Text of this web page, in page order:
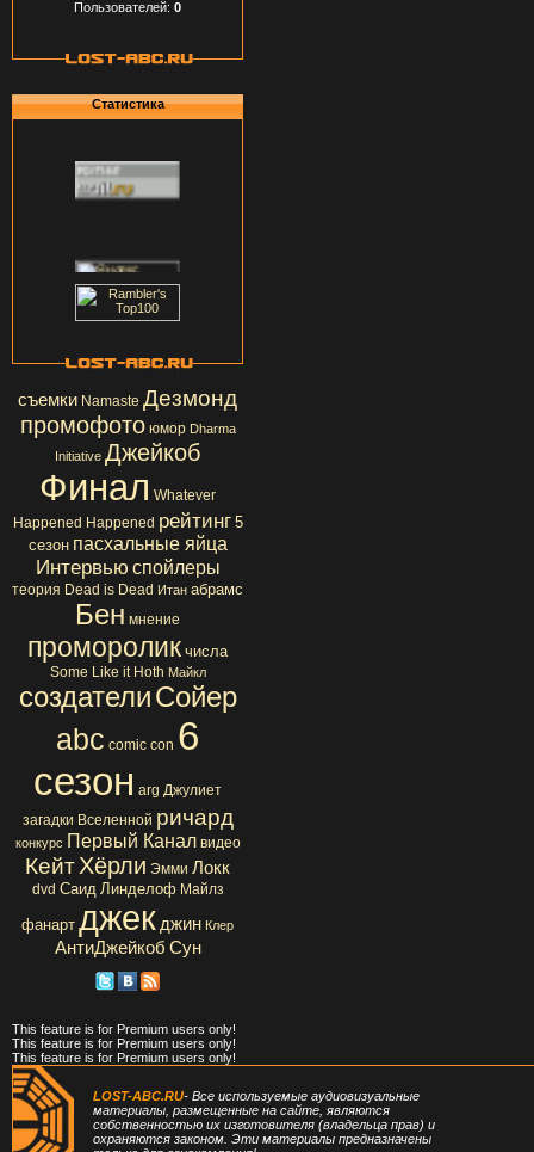
Пользователей: 0
Статистика
съемки Namaste Дезмонд
промофото юмор Dharma
Initiative Джейкоб
Финал Whatever
Happened Happened рейтинг 5
сезон пасхальные яйца
Интервью спойлеры
теория Dead is Dead Итан абрамс
Бен мнение
проморолик числа
Some Like it Hoth Майкл
создателиСойер
abc comic con 6
сезон arg Джулиет
загадки Вселенной ричард
конкурс Первый Канал видео
КейтХёрли Эмми Локк
dvd Саид Линделоф Майлз
фанарт джек джин Клер
АнтиДжейкоб Сун
This feature is for Premium users only!
This feature is for Premium users only!
This feature is for Premium users only!
LOST-ABC.RU- Все используемые аудиовизуальные
материалы, размещенные на сайте, являются
собственностью их изготовителя (владельца прав) и
охраняются законом. Эти материалы предназначены